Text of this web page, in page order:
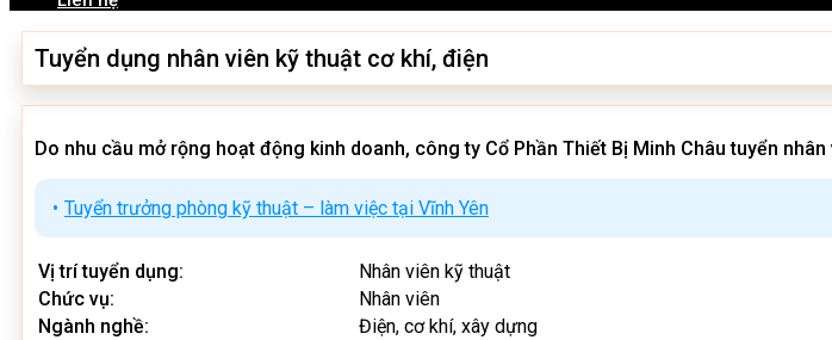
Tuyển dụng nhân viên kỹ thuật cơ khí, điện
Do nhu cầu mở rộng hoạt động kinh doanh, công ty Cổ Phần Thiết Bị Minh Châu tuyển
Tuyển trưởng phòng kỹ thuật – làm việc tại Vĩnh Yên
Vị trí tuyển dụng:
Nhân viên kỹ thuật
Chức vụ:
Nhân viên
Ngành nghề:
Điện, cơ khí, xây dựng